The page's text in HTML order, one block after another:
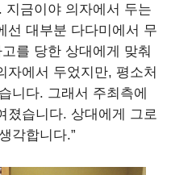
지금이야 의자에서 두는
선 대부분 다다미에서 무
를 당한 상대에게 맞춰
자에서 두었지만, 평소처
니다. 그래서 주최측에
졌습니다. 상대에게 그로
각합니다.”